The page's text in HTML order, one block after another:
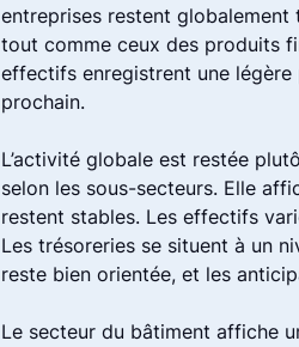
entreprises restent globalement
tout comme ceux des produits
effectifs enregistrent une
prochain.
L’activité globale est restée
selon les sous-secteurs. Elle
restent stables. Les effectifs
Les trésoreries se situent à un
reste bien orientée, et les
Le secteur du bâtiment affiche